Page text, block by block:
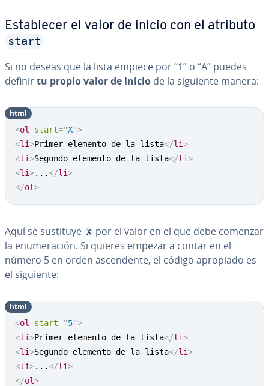
Es­ta­ble­cer el valor de inicio con el atributo
start
Si no deseas que la lista empiece por “1” o “A” puedes
definirtu propio valor de inicio de la siguiente manera:
<ol start="X">
<li>Primer elemento de la lista</li>
<li>Segundo elemento de la lista</li>
<li>...</li>
</ol>
html
Aquí se sustituye X por el valor en el que debe comenzar
la enu­me­ra­ción. Si quieres empezar a contar en el
número 5 en orden as­ce­n­de­n­te, el código apropiado es
el siguiente:
<ol start="5">
<li>Primer elemento de la lista</li>
<li>Segundo elemento de la lista</li>
<li>...</li>
</ol>
html